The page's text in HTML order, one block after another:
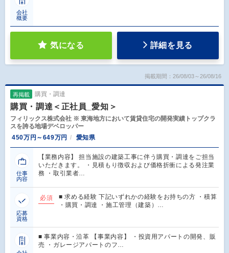
会社
概要
気になる 詳細を見る
掲載期間：26/08/03～26/08/16
再掲載 購買・調達
購買・調達＜正社員_愛知＞
フィリックス株式会社 ※ 東海地方において賃貸住宅の開発実績トップクラ
スを誇る地場デベロッパー
450万円～649万円
愛知県
仕事
内容
【業務内容】 担当施設の建築工事に伴う購買・調達をご担当
いただきます。 ・見積もり徴収および価格折衝による発注業
務 ・取引業者…
応募
資格
必須
■ 求める経験 下記いずれかの経験をお持ちの方 ・積算
・購買・調達 ・施工管理（建築）…
■ 事業内容・沿革 【事業内容】 ・投資用アパートの開発、販
売 ・ガレージアパートのフ…